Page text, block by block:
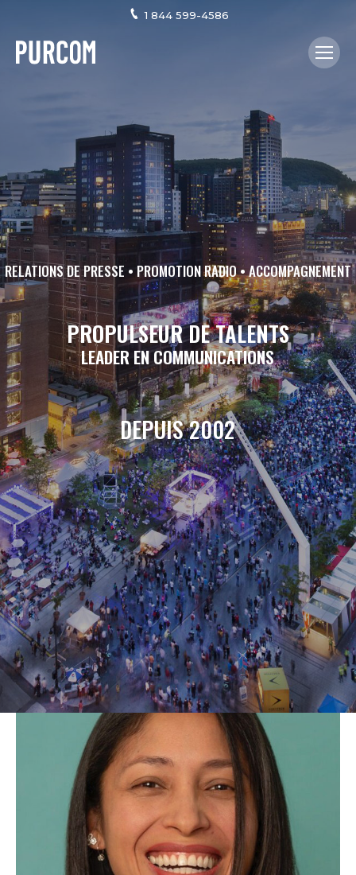
1 844 599-4586
RELATIONS DE PRESSE • PROMOTION RADIO • ACCOMPAGNEMENT
PROPULSEUR DE TALENTS
LEADER EN COMMUNICATIONS
DEPUIS 2002